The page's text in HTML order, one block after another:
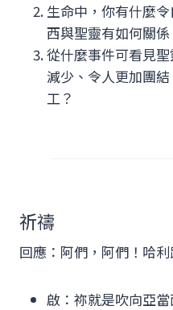
生命中，你有什麼
西與聖靈有如何關係
從什麼事件可看見
減少、令人更加團
工？
祈禱
回應：阿們，阿們！哈利
啟：祢就是吹向亞